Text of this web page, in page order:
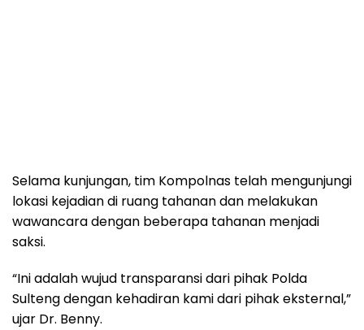
Selama kunjungan, tim Kompolnas telah mengunjungi
lokasi kejadian di ruang tahanan dan melakukan
wawancara dengan beberapa tahanan menjadi
saksi.
“Ini adalah wujud transparansi dari pihak Polda
Sulteng dengan kehadiran kami dari pihak eksternal,”
ujar Dr. Benny.